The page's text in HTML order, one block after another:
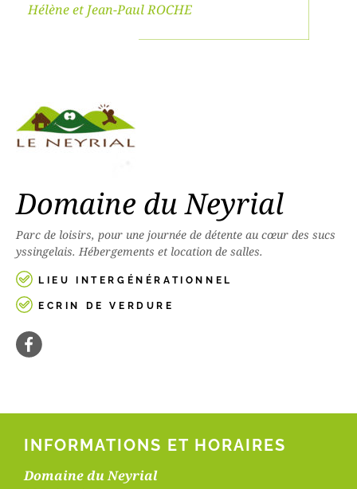
Hélène et Jean-Paul ROCHE
Domaine du Neyrial
Parc de loisirs, pour une journée de détente au cœur des sucs
yssingelais. Hébergements et location de salles.
LIEU INTERGÉNÉRATIONNEL
ECRIN DE VERDURE
INFORMATIONS ET HORAIRES
Domaine du Neyrial